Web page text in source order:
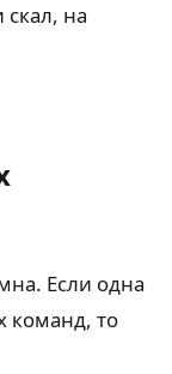
скал, на
Если одна
команд, то